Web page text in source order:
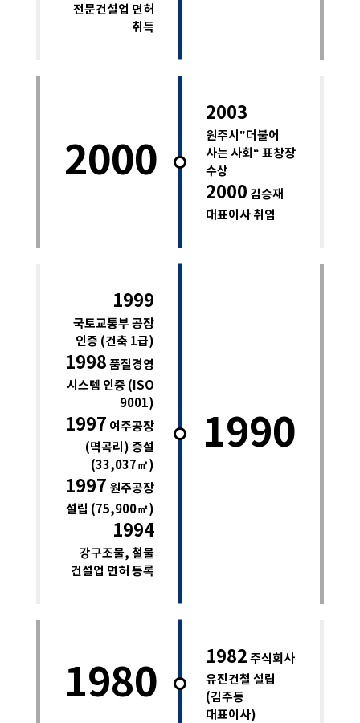
전문건설업 면허
취득
2000
2003
원주시”더불어
사는 사회“ 표창장
수상
2000 김승재
대표이사 취임
1990
1999
국토교통부 공장
인증 (건축 1급)
1998 품질경영
시스템 인증 (ISO
9001)
1997 여주공장
(멱곡리) 증설
(33,037㎡)
1997 원주공장
설립 (75,900㎡)
1994
강구조물, 철물
건설업 면허 등록
1980
1982 주식회사
유진건철 설립
(김주동
대표이사)